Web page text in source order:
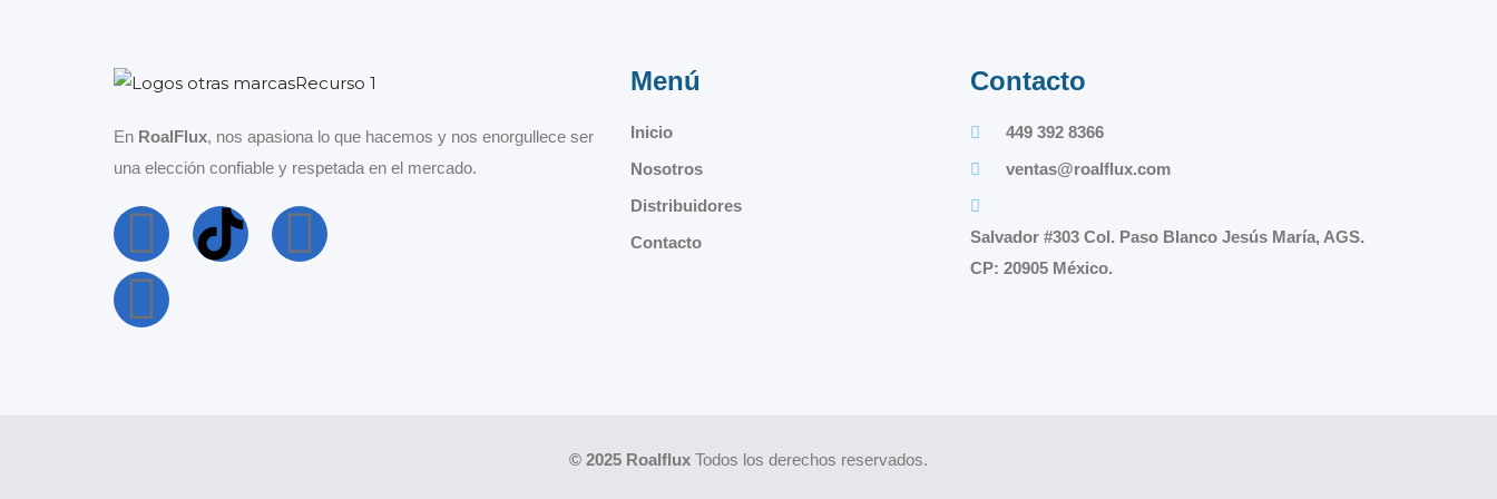
En RoalFlux, nos apasiona lo que hacemos y nos enorgullece ser
una elección confiable y respetada en el mercado.
Menú
Inicio
Nosotros
Distribuidores
Contacto
Contacto
449 392 8366
ventas@roalflux.com
Salvador #303 Col. Paso Blanco Jesús María, AGS.
CP: 20905 México.
© 2025 Roalflux Todos los derechos reservados.